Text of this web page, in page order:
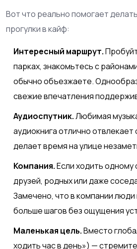
Вот что реально помогает
прогулки в кайф:
Интересный маршрут.
парках, знакомьтесь с
обычно объезжаете.
свежие впечатления
Аудиоспутник.Любимая
аудиокнига отлично
делает время на улице
Компания.Если ходить одному
друзей, родных или даже
Замечено, что в компании люди
больше шагов без ощущения
Маленькая цель.Вместо
ходить час в день») —